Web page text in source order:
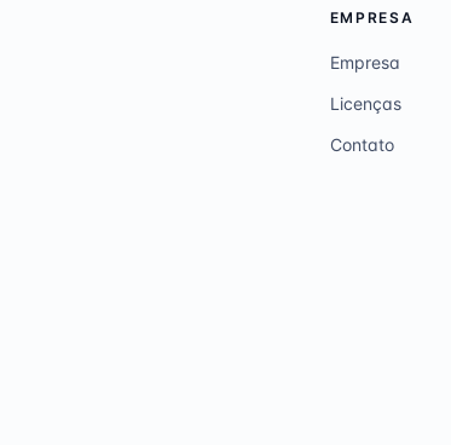
EMPRESA
Empresa
Licenças
Contato